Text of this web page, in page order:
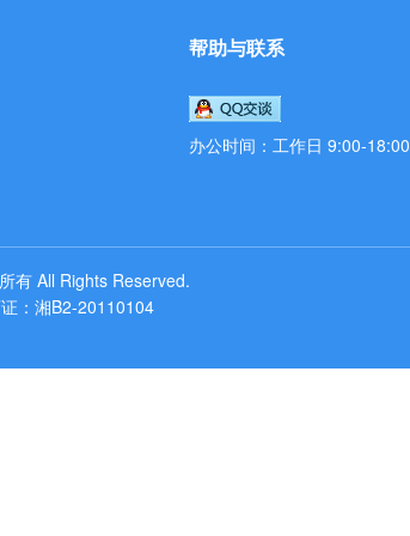
帮助与联系
办公时间：工作日 9:00-18:00
有 All Rights Reserved.
：湘B2-20110104